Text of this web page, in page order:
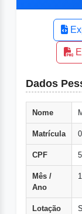
Dados
Nome
Matrícula
CPF
Mês /
Ano
Lotação